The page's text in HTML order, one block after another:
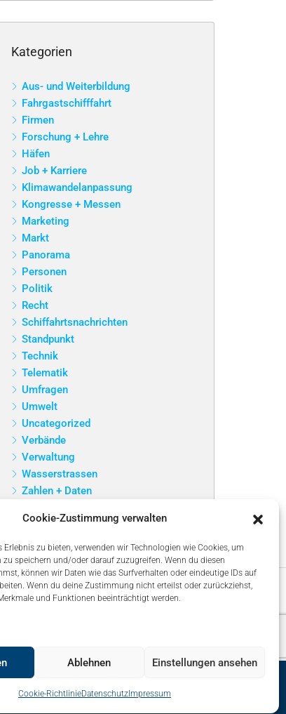
Cookie-Zustimmung verwalten
zu bieten, verwenden wir Technologien wie Cookies, um
zu speichern und/oder darauf zuzugreifen. Wenn du diesen
können wir Daten wie das Surfverhalten oder eindeutige IDs auf
Wenn du deine Zustimmung nicht erteilst oder zurückziehst,
und Funktionen beeinträchtigt werden.
Ablehnen Einstellungen ansehen
Cookie-RichtlinieDatenschutzImpressum
Kategorien
Aus- und Weiterbildung
Fahrgastschifffahrt
Firmen
Forschung + Lehre
Häfen
Job + Karriere
Klimawandelanpassung
Kongresse + Messen
Marketing
Markt
Panorama
Personen
Politik
Recht
Schiffahrtsnachrichten
Standpunkt
Technik
Telematik
Umfragen
Umwelt
Uncategorized
Verbände
Verwaltung
Wasserstrassen
Zahlen + Daten
Über uns – About Impressum Datenschutz